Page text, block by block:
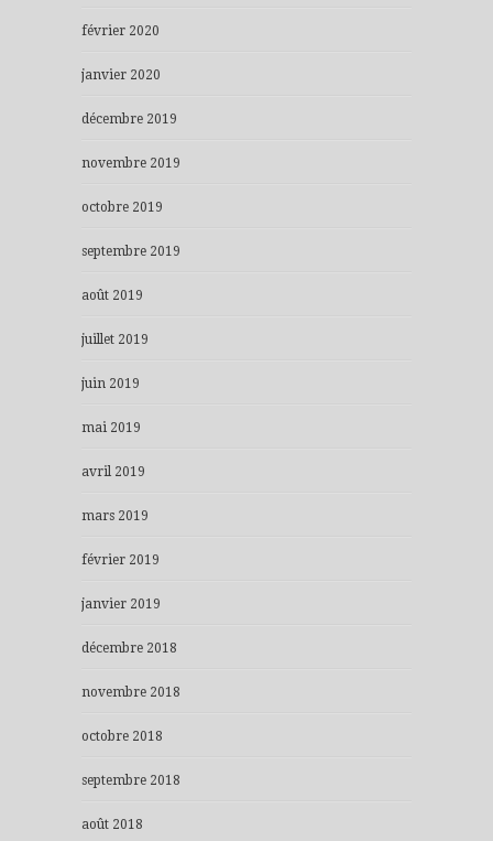
février 2020
janvier 2020
décembre 2019
novembre 2019
octobre 2019
septembre 2019
août 2019
juillet 2019
juin 2019
mai 2019
avril 2019
mars 2019
février 2019
janvier 2019
décembre 2018
novembre 2018
octobre 2018
septembre 2018
août 2018